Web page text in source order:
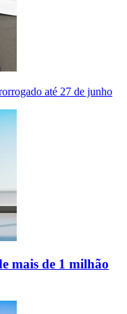
até 27 de junho
mais de 1 milhão